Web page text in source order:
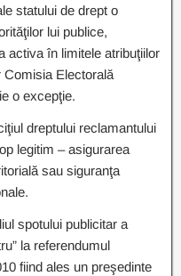
statului de drept o
lui publice,
activa în limitele atribuţiilor
Comisia Electorală
o excepţie.
dreptului reclamantului
legitim – asigurarea
sau siguranţa
spotului publicitar a
la referendumul
fiind ales un preşedinte